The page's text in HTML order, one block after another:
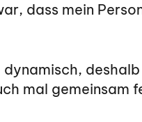
dass mein
dynamisch,
mal gemeinsam